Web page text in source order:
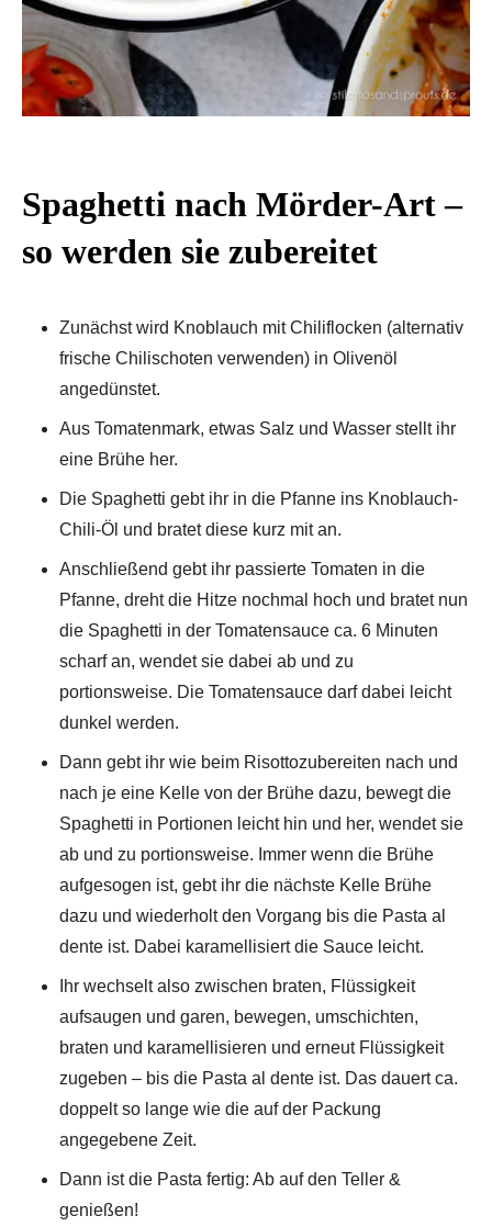
Spaghetti nach Mörder-Art –
so werden sie zubereitet
Zunächst wird Knoblauch mit Chiliflocken (alternativ
frische Chilischoten verwenden) in Olivenöl
angedünstet.
Aus Tomatenmark, etwas Salz und Wasser stellt ihr
eine Brühe her.
Die Spaghetti gebt ihr in die Pfanne ins Knoblauch-
Chili-Öl und bratet diese kurz mit an.
Anschließend gebt ihr passierte Tomaten in die
Pfanne, dreht die Hitze nochmal hoch und bratet nun
die Spaghetti in der Tomatensauce ca. 6 Minuten
scharf an, wendet sie dabei ab und zu
portionsweise. Die Tomatensauce darf dabei leicht
dunkel werden.
Dann gebt ihr wie beim Risottozubereiten nach und
nach je eine Kelle von der Brühe dazu, bewegt die
Spaghetti in Portionen leicht hin und her, wendet sie
ab und zu portionsweise. Immer wenn die Brühe
aufgesogen ist, gebt ihr die nächste Kelle Brühe
dazu und wiederholt den Vorgang bis die Pasta al
dente ist. Dabei karamellisiert die Sauce leicht.
Ihr wechselt also zwischen braten, Flüssigkeit
aufsaugen und garen, bewegen, umschichten,
braten und karamellisieren und erneut Flüssigkeit
zugeben – bis die Pasta al dente ist. Das dauert ca.
doppelt so lange wie die auf der Packung
angegebene Zeit.
Dann ist die Pasta fertig: Ab auf den Teller &
genießen!